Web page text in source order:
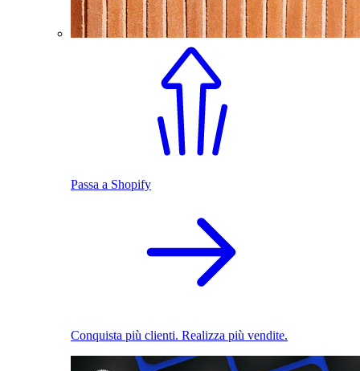
Passa a Shopify
Conquista più clienti. Realizza più vendite.